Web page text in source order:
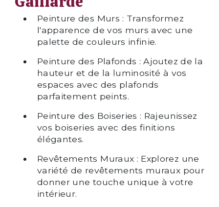
Peinture des Murs : Transformez
l'apparence de vos murs avec une
palette de couleurs infinie.
Peinture des Plafonds : Ajoutez de la
hauteur et de la luminosité à vos
espaces avec des plafonds
parfaitement peints.
Peinture des Boiseries : Rajeunissez
vos boiseries avec des finitions
élégantes.
Revêtements Muraux : Explorez une
variété de revêtements muraux pour
donner une touche unique à votre
intérieur.